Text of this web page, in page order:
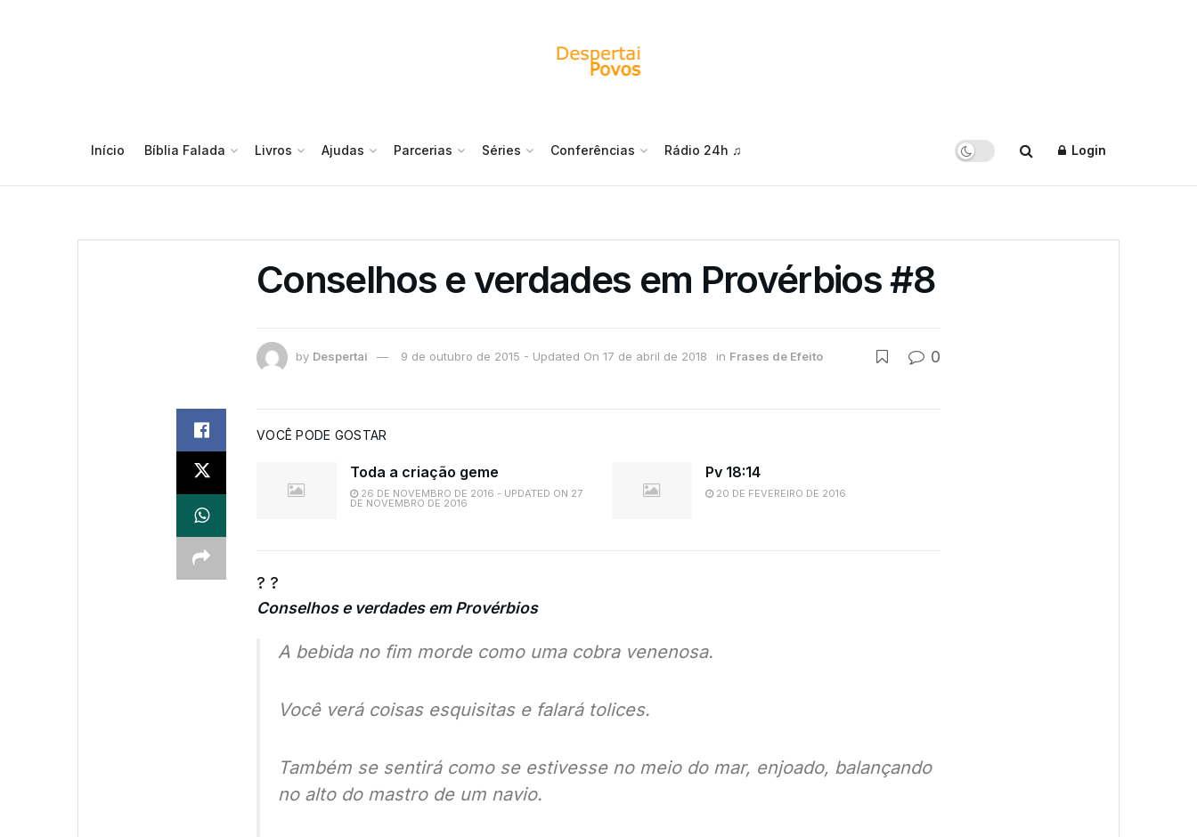
Início Bíblia Falada Livros Ajudas Parcerias Séries Conferências Rádio 24h ♫ Login
Conselhos e verdades em Provérbios #8
by Despertai 9 de outubro de 2015 - Updated On 17 de abril de 2018 in Frases de Efeito 0
VOCÊ PODE GOSTAR
Toda a criação geme
26 DE NOVEMBRO DE 2016 - UPDATED ON 27
DE NOVEMBRO DE 2016
Pv 18:14
20 DE FEVEREIRO DE 2016
? ?
Conselhos e verdades em Provérbios
A bebida no fim morde como uma cobra venenosa.
Você verá coisas esquisitas e falará tolices.
Também se sentirá como se estivesse no meio do mar, enjoado, balançando
no alto do mastro de um navio.